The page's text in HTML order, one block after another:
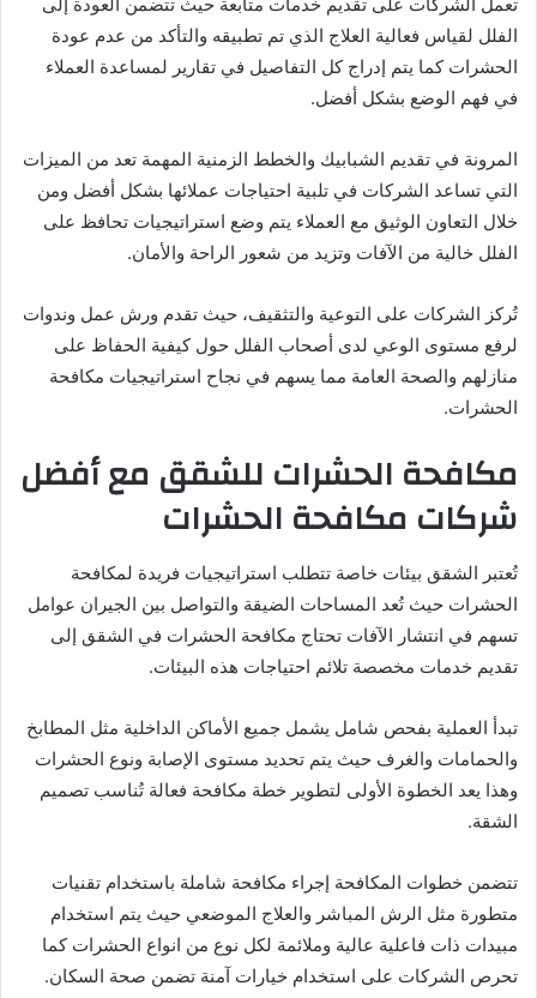
الفلل لقياس فعالية العلاج الذي تم تطبيقه والتأكد من عدم عودة
الحشرات كما يتم إدراج كل التفاصيل في تقارير لمساعدة العملاء
في فهم الوضع بشكل أفضل.
المرونة في تقديم الشبابيك والخطط الزمنية المهمة تعد من الميزات
التي تساعد الشركات في تلبية احتياجات عملائها بشكل أفضل ومن
خلال التعاون الوثيق مع العملاء يتم وضع استراتيجيات تحافظ على
الفلل خالية من الآفات وتزيد من شعور الراحة والأمان.
تُركز الشركات على التوعية والتثقيف، حيث تقدم ورش عمل وندوات
لرفع مستوى الوعي لدى أصحاب الفلل حول كيفية الحفاظ على
منازلهم والصحة العامة مما يسهم في نجاح استراتيجيات مكافحة
الحشرات.
مكافحة الحشرات للشقق مع أفضل
شركات مكافحة الحشرات
تُعتبر الشقق بيئات خاصة تتطلب استراتيجيات فريدة لمكافحة
الحشرات حيث تُعد المساحات الضيقة والتواصل بين الجيران عوامل
تسهم في انتشار الآفات تحتاج مكافحة الحشرات في الشقق إلى
تقديم خدمات مخصصة تلائم احتياجات هذه البيئات.
تبدأ العملية بفحص شامل يشمل جميع الأماكن الداخلية مثل المطابخ
والحمامات والغرف حيث يتم تحديد مستوى الإصابة ونوع الحشرات
وهذا يعد الخطوة الأولى لتطوير خطة مكافحة فعالة تُناسب تصميم
الشقة.
تتضمن خطوات المكافحة إجراء مكافحة شاملة باستخدام تقنيات
متطورة مثل الرش المباشر والعلاج الموضعي حيث يتم استخدام
مبيدات ذات فاعلية عالية وملائمة لكل نوع من انواع الحشرات كما
تحرص الشركات على استخدام خيارات آمنة تضمن صحة السكان.